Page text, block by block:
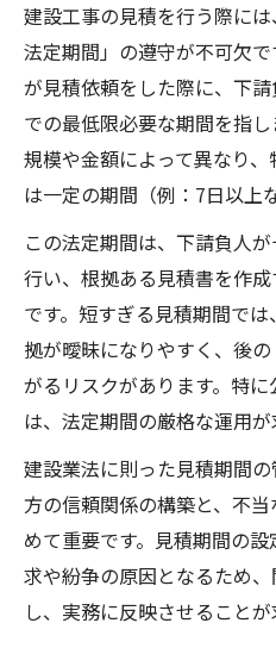
建設工事の見積を行う際に
法定期間」の遵守が不可欠
が見積依頼をした際に、下
での最低限必要な期間を指
規模や金額によって異なり
は一定の期間（例：7日以上
この法定期間は、下請負人
行い、根拠ある見積書を作
です。短すぎる見積期間で
拠が曖昧になりやすく、後
がるリスクがあります。特
は、法定期間の厳格な運用が
建設業法に則った見積期間
方の信頼関係の構築と、不
めて重要です。見積期間の
求や紛争の原因となるため
し、実務に反映させることが